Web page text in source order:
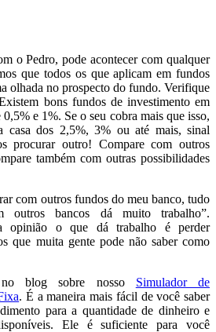
o Pedro, pode acontecer com qualquer
que todos os que aplicam em fundos
olhada no prospecto do fundo. Verifique
bons fundos de investimento em
e 1%. Se o seu cobra mais que isso,
casa dos 2,5%, 3% ou até mais, sinal
procurar outro! Compare com outros
também com outras possibilidades
com outros fundos do meu banco, tudo
outros bancos dá muito trabalho”.
opinião o que dá trabalho é perder
que muita gente pode não saber como
no blog sobre nosso Simulador de
. É a maneira mais fácil de você saber
para a quantidade de dinheiro e
Ele é suficiente para você